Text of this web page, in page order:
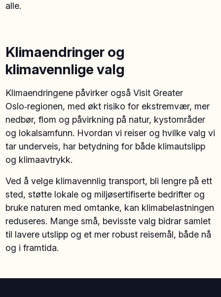
alle.
Klimaendringer og
klimavennlige valg
Klimaendringene påvirker også Visit Greater
Oslo‑regionen, med økt risiko for ekstremvær, mer
nedbør, flom og påvirkning på natur, kystområder
og lokalsamfunn. Hvordan vi reiser og hvilke valg vi
tar underveis, har betydning for både klimautslipp
og klimaavtrykk.
Ved å velge klimavennlig transport, bli lengre på ett
sted, støtte lokale og miljøsertifiserte bedrifter og
bruke naturen med omtanke, kan klimabelastningen
reduseres. Mange små, bevisste valg bidrar samlet
til lavere utslipp og et mer robust reisemål, både nå
og i framtida.